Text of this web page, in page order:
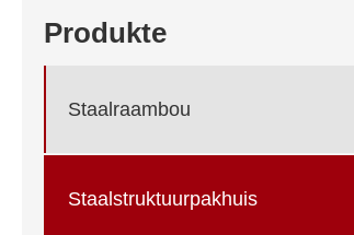
Produkte
Staalraambou
Staalstruktuurpakhuis